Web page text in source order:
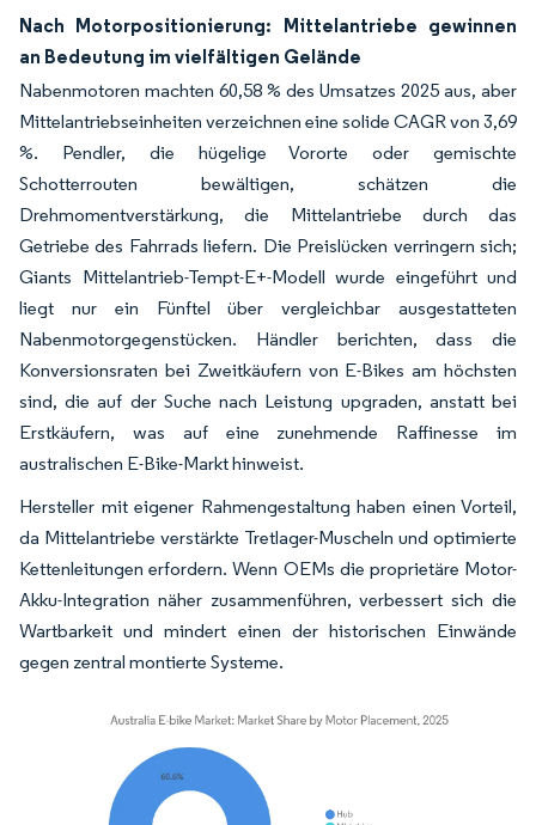
Nach Motorpositionierung: Mittelantriebe gewinnen
an Bedeutung im vielfältigen Gelände
Nabenmotoren machten 60,58 % des Umsatzes 2025 aus, aber
Mittelantriebseinheiten verzeichnen eine solide CAGR von 3,69
%. Pendler, die hügelige Vororte oder gemischte
Schotterrouten bewältigen, schätzen die
Drehmomentverstärkung, die Mittelantriebe durch das
Getriebe des Fahrrads liefern. Die Preislücken verringern sich;
Giants Mittelantrieb-Tempt-E+-Modell wurde eingeführt und
liegt nur ein Fünftel über vergleichbar ausgestatteten
Nabenmotorgegenstücken. Händler berichten, dass die
Konversionsraten bei Zweitkäufern von E-Bikes am höchsten
sind, die auf der Suche nach Leistung upgraden, anstatt bei
Erstkäufern, was auf eine zunehmende Raffinesse im
australischen E-Bike-Markt hinweist.
Hersteller mit eigener Rahmengestaltung haben einen Vorteil,
da Mittelantriebe verstärkte Tretlager-Muscheln und optimierte
Kettenleitungen erfordern. Wenn OEMs die proprietäre Motor-
Akku-Integration näher zusammenführen, verbessert sich die
Wartbarkeit und mindert einen der historischen Einwände
gegen zentral montierte Systeme.